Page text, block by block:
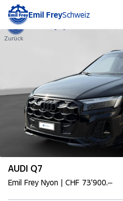
Emil FreySchweiz
Zurück
AUDI Q7
Emil Frey Nyon | CHF 73'900.–